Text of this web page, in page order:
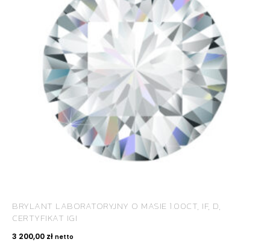
BRYLANT LABORATORYJNY O MASIE 1.00CT, IF, D,
CERTYFIKAT IGI
3 200,00 zł netto
ROYAL DIAMONDS
Diamenty | Biżuteria | Kamienie dla jubilerów
SALON SPRZEDAŻY
KONTAKT